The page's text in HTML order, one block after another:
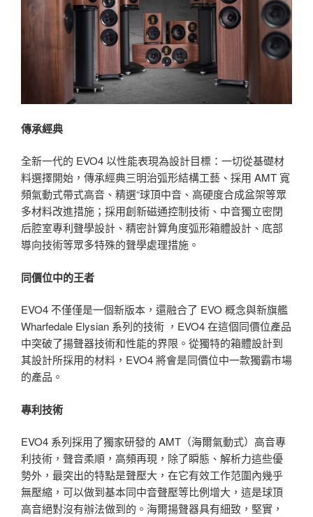
傳承經典
全新一代的 EVO4 以性能表現為設計目標：一切從基礎材
料選擇開始，傳承經典三明治弧形結構工藝、採用 AMT 寬
頻氣動式帶式高音、精選“球頂中音、高硬度合成盆架等眾
多材料改進措施；採用創新磁通控制技術、中音獨立密閉
后腔室專利聲學設計、精密計算角度弧形箱體設計、底部
導向技術等眾多特殊的聲學處理措施。
同價位中的王者
EVO4 不僅僅是一個新版本，還融合了 EVO 概念與新旗艦
Wharfedale Elysian 系列的技術 ，EVO4 在這個同價位產品
中突破了揚聲器技術和性能的界限。從獨特的箱體設計到
其設計所採用的材料，EVO4 將會是同價位中一款獨霸市場
的產品。
專利技術
EVO4 系列採用了獨家研發的 AMT（海爾氣動式）高音專
利技術，聲音柔順，高頻再現，除了瞬態、解析力這些優
勢外，最突出的特點是聲壓大，在它有效工作范圍內幾乎
無壓縮，可以做到基本同中音聲壓等比例增大，這是球頂
高音絕對沒有辦法做到的。海爾揚聲器具有細致，堅實，